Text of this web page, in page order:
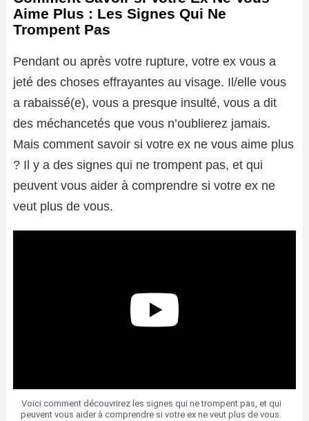
Aime Plus : Les Signes Qui Ne
Trompent Pas
Pendant ou après votre rupture, votre ex vous a
jeté des choses effrayantes au visage. Il/elle vous
a rabaissé(e), vous a presque insulté, vous a dit
des méchancetés que vous n’oublierez jamais.
Mais comment savoir si votre ex ne vous aime plus
? Il y a des signes qui ne trompent pas, et qui
peuvent vous aider à comprendre si votre ex ne
veut plus de vous.
Voici comment découvrirez les signes qui ne trompent pas, et qui
peuvent vous aider à comprendre si votre ex ne veut plus de vous.